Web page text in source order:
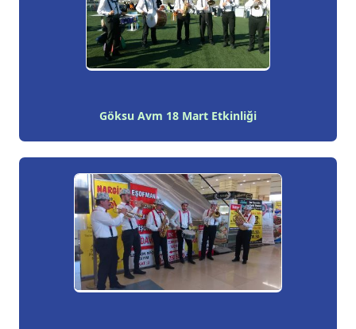
Göksu Avm 18 Mart Etkinliği